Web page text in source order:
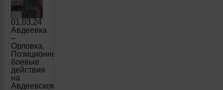
01,03,24
Авдеевка
–
Орловка.
Позиционные
боевые
действия
на
Авдеевском